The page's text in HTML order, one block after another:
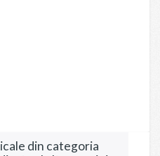
din categoria